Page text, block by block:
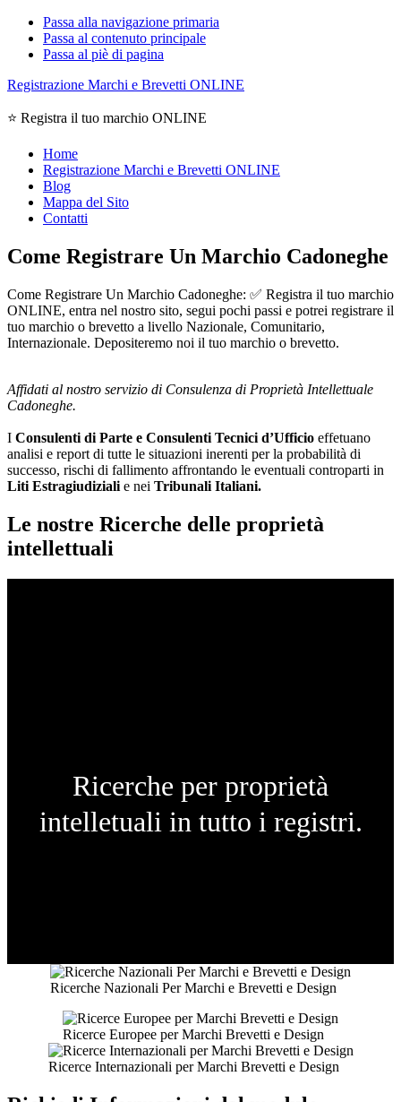
Passa alla navigazione primaria
Passa al contenuto principale
Passa al piè di pagina
Registrazione Marchi e Brevetti ONLINE
⭐ Registra il tuo marchio ONLINE
Home
Registrazione Marchi e Brevetti ONLINE
Blog
Mappa del Sito
Contatti
Come Registrare Un Marchio Cadoneghe
Come Registrare Un Marchio Cadoneghe: ✅ Registra il tuo marchio
ONLINE, entra nel nostro sito, segui pochi passi e potrei registrare il
tuo marchio o brevetto a livello Nazionale, Comunitario,
Internazionale. Depositeremo noi il tuo marchio o brevetto.
Affidati al nostro servizio di Consulenza di Proprietà Intellettuale
Cadoneghe.
I Consulenti di Parte e Consulenti Tecnici d’Ufficio effetuano
analisi e report di tutte le situazioni inerenti per la probabilità di
successo, rischi di fallimento affrontando le eventuali controparti in
Liti Estragiudiziali e nei Tribunali Italiani.
Le nostre Ricerche delle proprietà
intellettuali
Ricerche per proprietà
intelletuali in tutto i registri.
Ricerche Nazionali Per Marchi e Brevetti e Design
Ricerce Europee per Marchi Brevetti e Design
Ricerce Internazionali per Marchi Brevetti e Design